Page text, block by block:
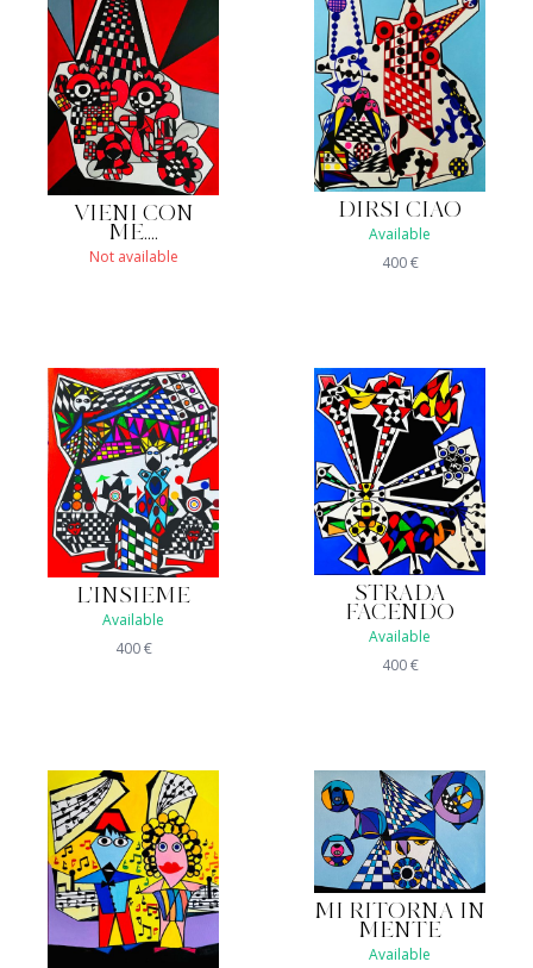
VIENI CON
ME....
Not available
DIRSI CIAO
Available
400€
L'INSIEME
Available
400€
STRADA
FACENDO
Available
400€
MI RITORNA IN
MENTE
Available